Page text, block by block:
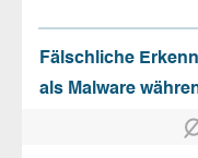
Fälschliche
als Malware